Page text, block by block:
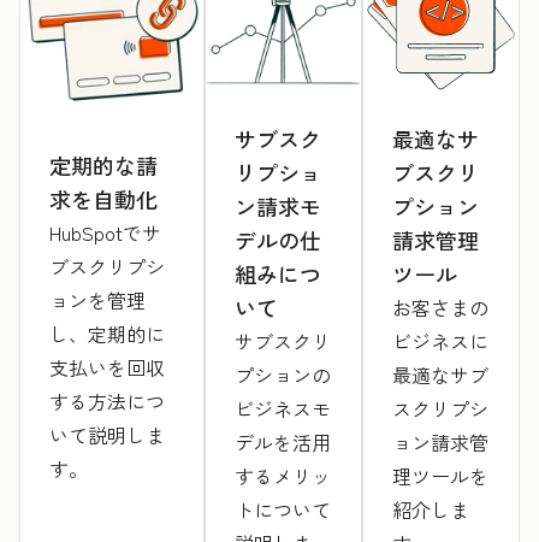
定期的な請
求を自動化
HubSpotでサ
ブスクリプシ
ョンを管理
し、定期的に
支払いを回収
する方法につ
いて説明しま
す。
サブスク
リプショ
ン請求モ
デルの仕
組みにつ
いて
サブスクリ
プションの
ビジネスモ
デルを活用
するメリッ
トについて
最適なサ
ブスクリ
プション
請求管理
ツール
お客さまの
ビジネスに
最適なサブ
スクリプシ
ョン請求管
理ツールを
紹介しま